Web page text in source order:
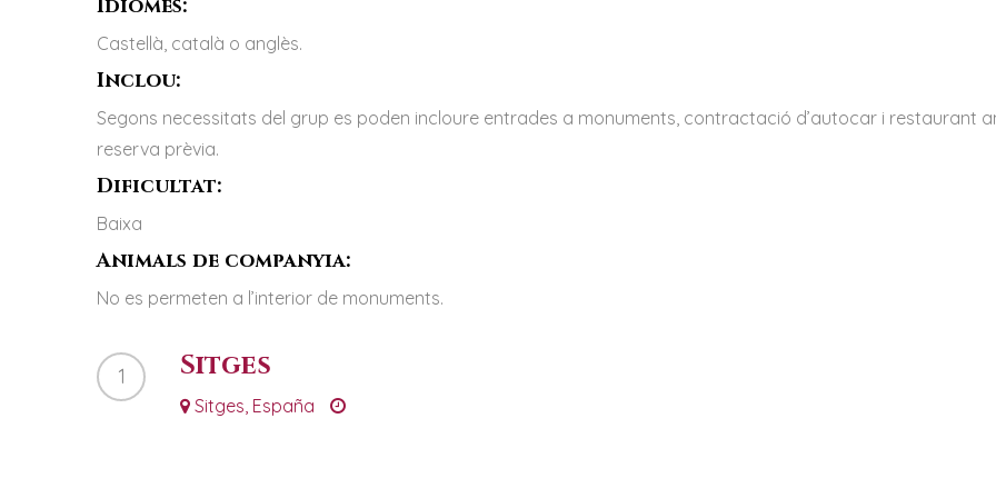
Idiomes:
Castellà, català o anglès.
Inclou:
Segons necessitats del grup es poden incloure entrades a monuments, contractació d’autocar i restaurant
reserva prèvia.
Dificultat:
Baixa
Animals de companyia:
No es permeten a l’interior de monuments.
1 Sitges
Sitges, España